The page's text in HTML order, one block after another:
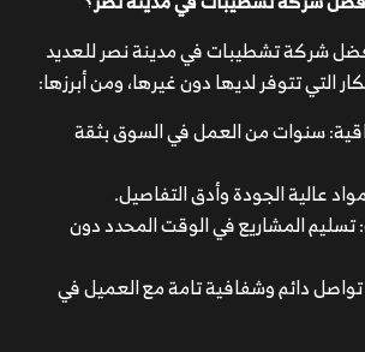
شركة تشطيبات في مدينة نصر للعديد
التي تتوفر لديها دون غيرها، ومن أبرزها:
سنوات من العمل في السوق بثقة
عالية الجودة وأدق التفاصيل.
تسليم المشاريع في الوقت المحدد دون
دائم وشفافية تامة مع العميل في